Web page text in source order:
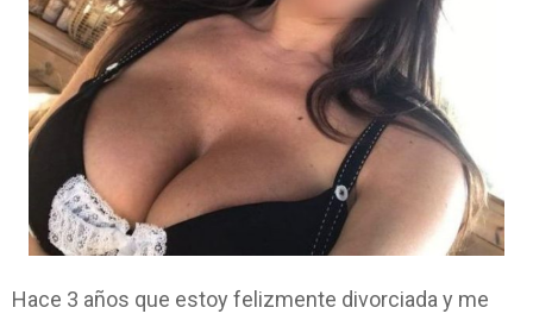
Hace 3 años que estoy felizmente divorciada y me